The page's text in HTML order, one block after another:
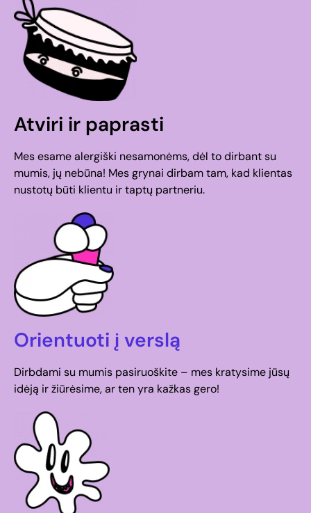
Atviri ir paprasti
Mes esame alergiški nesamonėms, dėl to dirbant su
mumis, jų nebūna! Mes grynai dirbam tam, kad klientas
nustotų būti klientu ir taptų partneriu.
Orientuoti į verslą
Dirbdami su mumis pasiruoškite – mes kratysime jūsų
idėją ir žiūrėsime, ar ten yra kažkas gero!